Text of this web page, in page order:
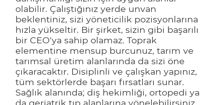
olabilir. Çalıştığınız yerde unvan
beklentiniz, sizi yöneticilik pozisyonlarına
hızla yükseltir. Bir şirket, sizin gibi başarılı
bir CEO'ya sahip olamaz. Toprak
elementine mensup burcunuz, tarım ve
tarımsal üretim alanlarında da sizi öne
çıkaracaktır. Disiplinli ve çalışkan yapınız,
tüm sektörlerde başarı fırsatları sunar.
Sağlık alanında; diş hekimliği, ortopedi ya
da geriatrik tıp alanlarına yönelebilirsiniz.